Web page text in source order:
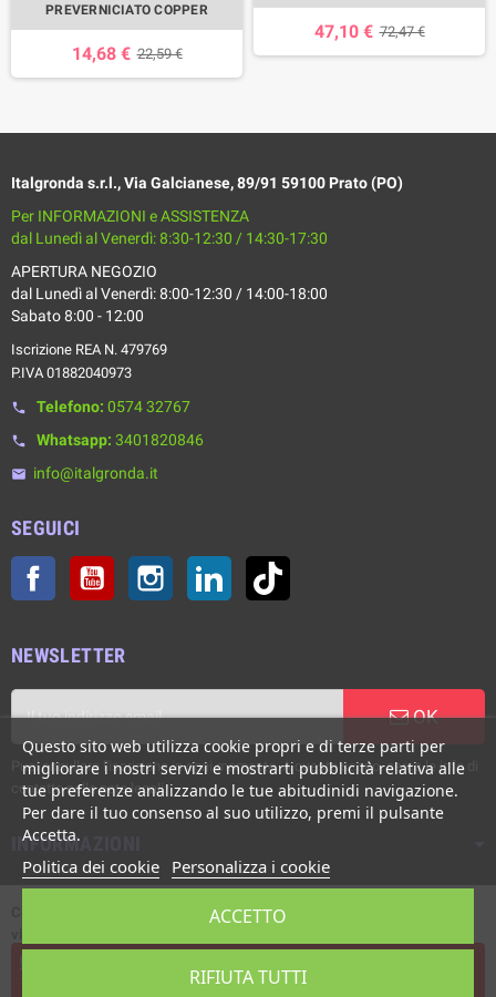
PREVERNICIATO COPPER
14,68 € 22,59 €
47,10 € 72,47 €
Italgronda s.r.l., Via Galcianese, 89/91 59100 Prato (PO)
Per INFORMAZIONI e ASSISTENZA
dal Lunedì al Venerdì: 8:30-12:30 / 14:30-17:30
APERTURA NEGOZIO
dal Lunedì al Venerdì: 8:00-12:30 / 14:00-18:00
Sabato 8:00 - 12:00
Iscrizione REA N. 479769
P.IVA 01882040973
phone Telefono: 0574 32767
phone Whatsapp: 3401820846
email info@italgronda.it
SEGUICI
Facebook YouTube Instagram LinkedIn
NEWSLETTER
OK
Puoi annullare l'iscrizione in ogni momento. A questo scopo, cerca le info di
contatto nelle note legali.
INFORMAZIONI
Questo sito web utilizza cookie propri e di terze parti per
migliorare i nostri servizi e mostrarti pubblicità relativa alle
tue preferenze analizzando le tue abitudinidi navigazione.
Per dare il tuo consenso al suo utilizzo, premi il pulsante
Accetta.
Politica dei cookie Personalizza i cookie
RIFIUTA TUTTI
ACCETTO
Copyright © Italgronda s.r.l. 2002/2026. Tutti i diritti sono riservati. E'
Powered by Giotto s.r.l.